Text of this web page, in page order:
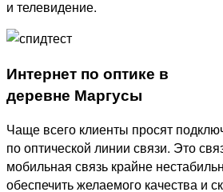
и телевидение.
Интернет по оптике в
деревне Маргусы
Чаще всего клиенты просят
по оптической линии связи. Это
мобильная связь крайне
обеспечить желаемого качества и